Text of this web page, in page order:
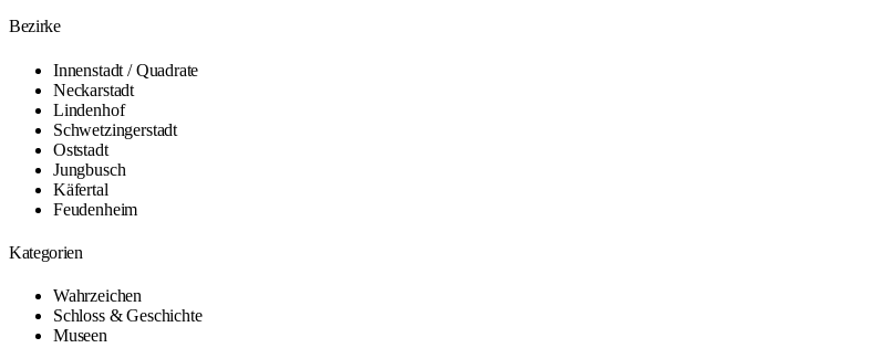
Bezirke
Innenstadt / Quadrate
Neckarstadt
Lindenhof
Schwetzingerstadt
Oststadt
Jungbusch
Käfertal
Feudenheim
Kategorien
Wahrzeichen
Schloss & Geschichte
Museen